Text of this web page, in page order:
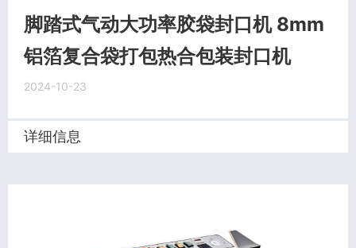
脚踏式气动大功率胶袋封口机 8mm
铝箔复合袋打包热合包装封口机
2024-10-23
详细信息